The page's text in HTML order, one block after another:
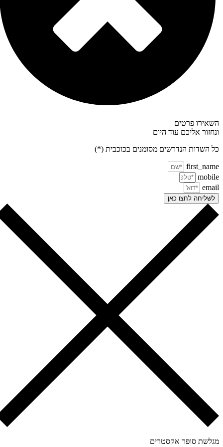
פרטים
אליכם עוד היום
השדות הנדרשים מסומנים בכוכבית (*)
לשליחה לחצו כאן
סופר אקסטרים